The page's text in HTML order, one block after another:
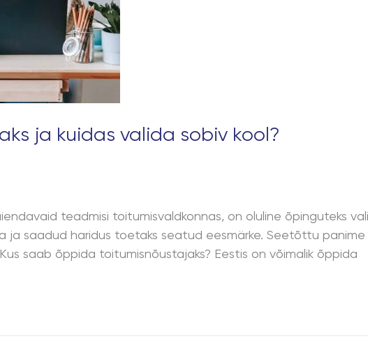
ja kuidas valida sobiv kool?
teadmisi toitumisvaldkonnas, on oluline õpinguteks
saadud haridus toetaks seatud eesmärke. Seetõttu panime
saab õppida toitumisnõustajaks? Eestis on võimalik õppida